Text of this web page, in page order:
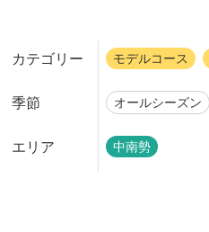
カテゴリー モデルコース
季節 オールシーズン
エリア 中南勢